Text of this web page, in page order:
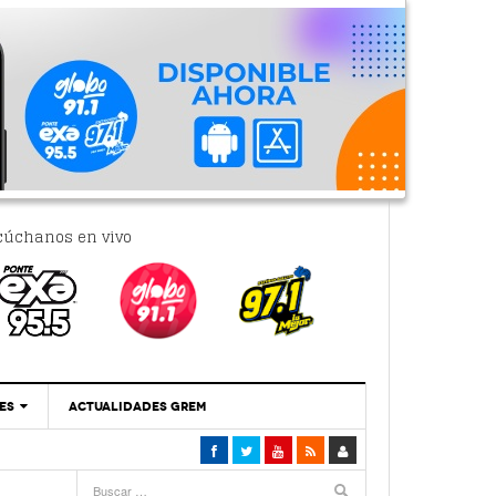
en vivo
‘Se Vale Soñar Con Una Contraloría Ciudadana’
ACTUALIDADES GREM